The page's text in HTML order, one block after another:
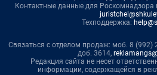
Контактные данные для Роскомнадзора
Техподдержка:
Связаться с отделом продаж: моб. 8 (992)
доб. 3614,
Редакция сайта не несет
информации, содержащейся в